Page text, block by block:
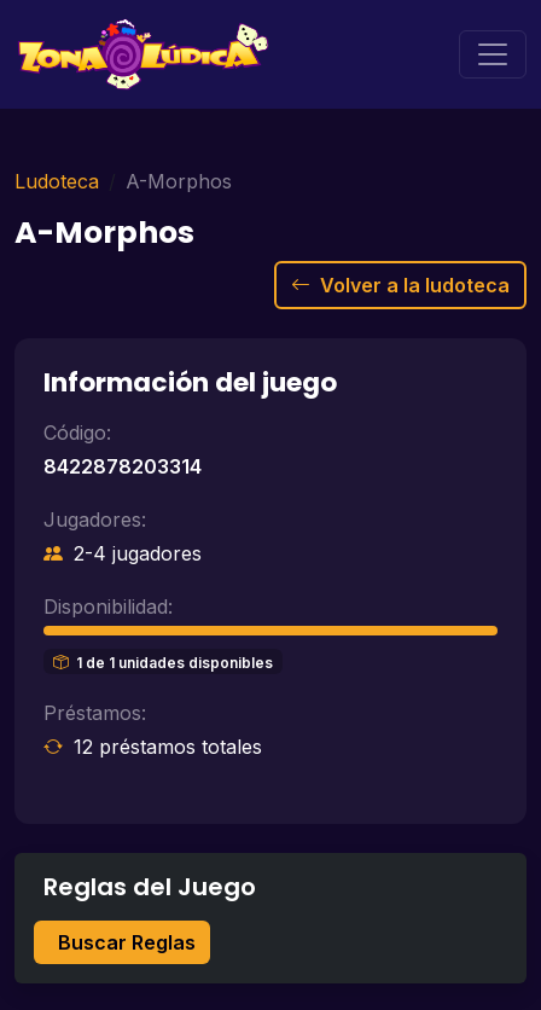
Ludoteca A-Morphos
A-Morphos
Volver a la ludoteca
Información del juego
Código:
8422878203314
Jugadores:
2-4 jugadores
Disponibilidad:
1 de 1 unidades disponibles
Préstamos:
12 préstamos totales
Reglas del Juego
Buscar Reglas